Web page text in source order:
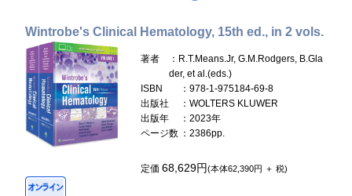
Wintrobe's Clinical Hematology, 15th ed., in 2 vols.
著者
：R.T.Means.Jr, G.M.Rodgers, B.Gla
der, et al.(eds.)
ISBN
：978-1-975184-69-8
出版社
：WOLTERS KLUWER
出版年
：2023年
ページ数 ：2386pp.
定価68,629円(本体62,390円 ＋ 税)